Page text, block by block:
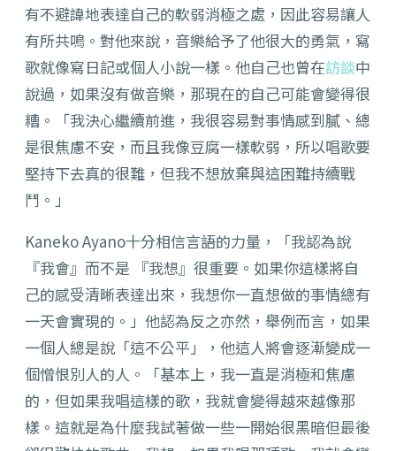
有不避諱地表達自己的軟弱消極之處，因此容易讓人
有所共鳴。對他來說，音樂給予了他很大的勇氣，寫
歌就像寫日記或個人小說一樣。他自己也曾在訪談中
說過，如果沒有做音樂，那現在的自己可能會變得很
糟。「我決心繼續前進，我很容易對事情感到膩、總
是很焦慮不安，而且我像豆腐一樣軟弱，所以唱歌要
堅持下去真的很難，但我不想放棄與這困難持續戰
鬥。」
Kaneko Ayano十分相信言語的力量，「我認為說
『我會』而不是 『我想』很重要。如果你這樣將自
己的感受清晰表達出來，我想你一直想做的事情總有
一天會實現的。」他認為反之亦然，舉例而言，如果
一個人總是說「這不公平」，他這人將會逐漸變成一
個憎恨別人的人。「基本上，我一直是消極和焦慮
的，但如果我唱這樣的歌，我就會變得越來越像那
樣。這就是為什麼我試著做一些一開始很黑暗但最後